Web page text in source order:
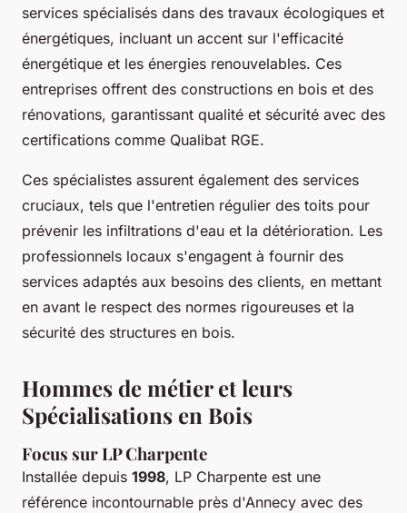
services spécialisés dans des travaux écologiques et
énergétiques, incluant un accent sur l'efficacité
énergétique et les énergies renouvelables. Ces
entreprises offrent des constructions en bois et des
rénovations, garantissant qualité et sécurité avec des
certifications comme Qualibat RGE.
Ces spécialistes assurent également des services
cruciaux, tels que l'entretien régulier des toits pour
prévenir les infiltrations d'eau et la détérioration. Les
professionnels locaux s'engagent à fournir des
services adaptés aux besoins des clients, en mettant
en avant le respect des normes rigoureuses et la
sécurité des structures en bois.
Hommes de métier et leurs
Spécialisations en Bois
Focus sur LP Charpente
Installée depuis 1998, LP Charpente est une
référence incontournable près d'Annecy avec des